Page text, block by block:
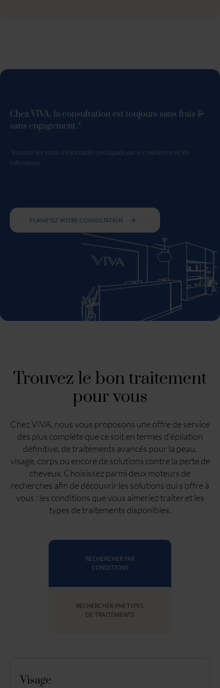
Chez VIVA, la consultation est toujours sans frais &
sans engagement.*
*excepté les soins d’injectables prodigués par les médecins et les
infirmières
PLANIFIEZ VOTRE CONSULTATION
Trouvez le bon traitement
pour vous
Chez VIVA, nous vous proposons une offre de service
des plus complète que ce soit en termes d’épilation
définitive, de traitements avancés pour la peau,
visage, corps ou encore de solutions contre la perte de
cheveux. Choisissez parmi deux moteurs de
recherches afin de découvrir les solutions qui s’offre à
vous : les conditions que vous aimeriez traiter et les
types de traitements disponibles.
RECHERCHER PAR
CONDITIONS
RECHERCHER PAR TYPES
DE TRAITEMENTS
Visage